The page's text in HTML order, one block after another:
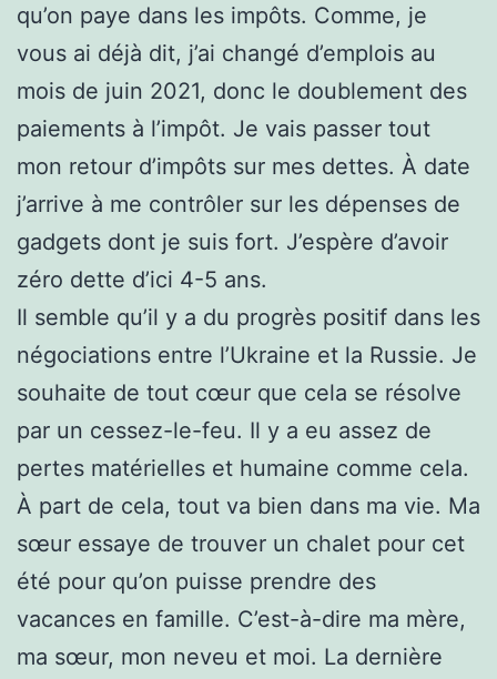
qu’on paye dans les impôts. Comme, je
vous ai déjà dit, j’ai changé d’emplois au
mois de juin 2021, donc le doublement des
paiements à l’impôt. Je vais passer tout
mon retour d’impôts sur mes dettes. À date
j’arrive à me contrôler sur les dépenses de
gadgets dont je suis fort. J’espère d’avoir
zéro dette d’ici 4-5 ans.
Il semble qu’il y a du progrès positif dans les
négociations entre l’Ukraine et la Russie. Je
souhaite de tout cœur que cela se résolve
par un cessez-le-feu. Il y a eu assez de
pertes matérielles et humaine comme cela.
À part de cela, tout va bien dans ma vie. Ma
sœur essaye de trouver un chalet pour cet
été pour qu’on puisse prendre des
vacances en famille. C’est-à-dire ma mère,
ma sœur, mon neveu et moi. La dernière